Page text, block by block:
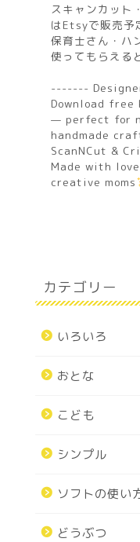
スキャンカット
はEtsyで販売予
保育士さん・ハ
使ってもらえる
-------
Download
— perfect for
handmade
ScanNCut &
Made with
creative moms
カテゴリー
いろいろ
おとな
こども
シンプル
ソフトの使い
どうぶつ